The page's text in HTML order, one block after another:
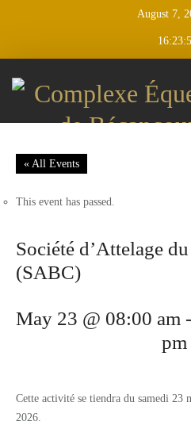
August 7,
CALENDAR
D’ÉVÉNEMENTS
CLASSIQUES
CLASSIQUE JUMPING
TRAINING
RESTAURANTS
« All Events
This event has passed.
Société d’Attelage
(SABC)
May 23 @ 08:00 am -
pm
Cette activité se tiendra du samedi 23
2026.